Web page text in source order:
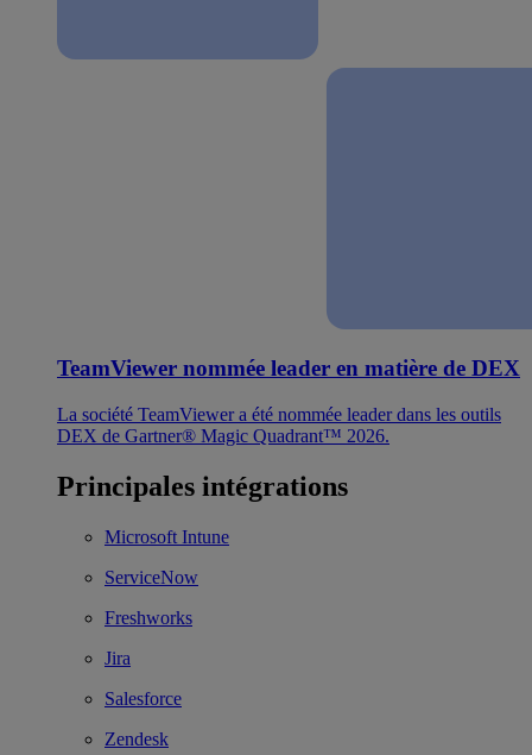
TeamViewer nommée leader en matière de DEX
La société TeamViewer a été nommée leader dans les outils
DEX de Gartner® Magic Quadrant™ 2026.
Principales intégrations
Microsoft Intune
ServiceNow
Freshworks
Jira
Salesforce
Zendesk